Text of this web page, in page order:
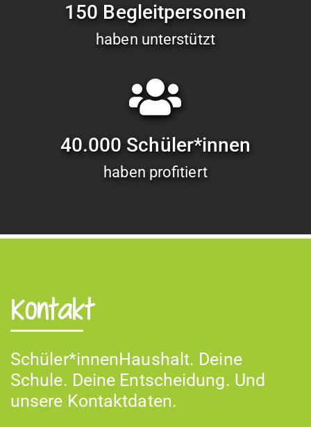
150 Begleit­per­so­n­en
haben unter­stützt
40.000 Schüler*innen
haben prof­i­tiert
Kontakt
Schüler*innenHaushalt. Deine
Schule. Deine Entschei­dung. Und
unsere Kontaktdaten.